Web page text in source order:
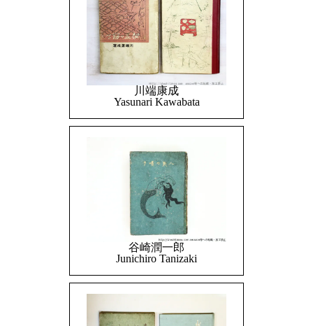
川端康成
Yasunari Kawabata
谷崎潤一郎
Junichiro Tanizaki